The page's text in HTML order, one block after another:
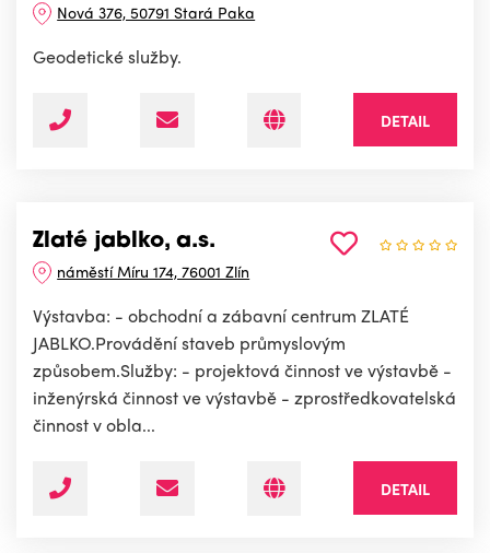
Nová 376, 50791 Stará Paka
Geodetické služby.
DETAIL
Zlaté jablko, a.s.
náměstí Míru 174, 76001 Zlín
Výstavba: - obchodní a zábavní centrum ZLATÉ
JABLKO.Provádění staveb průmyslovým
způsobem.Služby: - projektová činnost ve výstavbě -
inženýrská činnost ve výstavbě - zprostředkovatelská
činnost v obla...
DETAIL